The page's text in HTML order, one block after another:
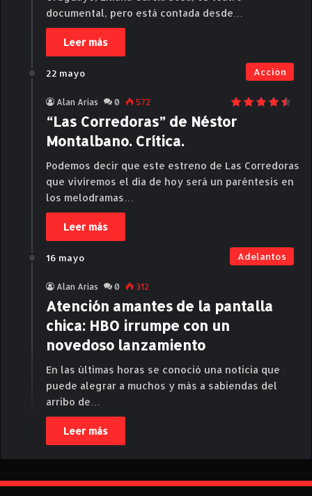
documental, pero está contada desde…
Leer más
22 mayo Acción
Alan Arias 0 572
“Las Corredoras” de Néstor
Montalbano. Crítica.
Podemos decir que este estreno de Las Corredoras
que viviremos el día de hoy será un paréntesis en
los melodramas…
Leer más
16 mayo Adelantos
Alan Arias 0 312
Atención amantes de la pantalla
chica: HBO irrumpe con un
novedoso lanzamiento
En las últimas horas se conoció una noticia que
puede alegrar a muchos y más a sabiendas del
arribo de…
Leer más